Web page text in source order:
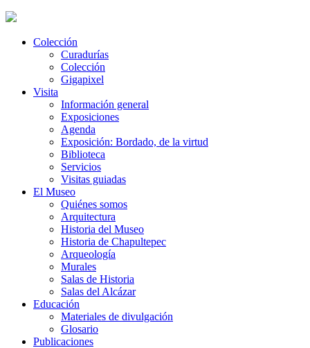
Colección
Curadurías
Colección
Gigapixel
Visita
Información general
Exposiciones
Agenda
Exposición: Bordado, de la virtud
Biblioteca
Servicios
Visitas guiadas
El Museo
Quiénes somos
Arquitectura
Historia del Museo
Historia de Chapultepec
Arqueología
Murales
Salas de Historia
Salas del Alcázar
Educación
Materiales de divulgación
Glosario
Publicaciones